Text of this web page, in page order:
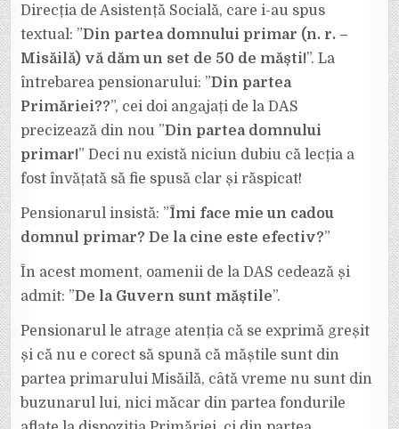
DE
GUVERNUL
ROMÂNIEI
(N.
R.
ALEGERILE
AUTORITĂȚILE
SUNT
INVITATE
Direcția de Asistență Socială, care i-au spus
textual: ”Din partea domnului primar (n. r. –
Misăilă) vă dăm un set de 50 de măști!”. La
întrebarea pensionarului: ”Din partea
Primăriei??”, cei doi angajați de la DAS
precizează din nou ”Din partea domnului
primar!” Deci nu există niciun dubiu că lecția a
fost învățată să fie spusă clar și răspicat!
Pensionarul insistă: ”Îmi face mie un cadou
domnul primar? De la cine este efectiv?”
În acest moment, oamenii de la DAS cedează și
admit: ”De la Guvern sunt măștile”.
Pensionarul le atrage atenția că se exprimă greșit
și că nu e corect să spună că măștile sunt din
partea primarului Misăilă, câtă vreme nu sunt din
buzunarul lui, nici măcar din partea fondurile